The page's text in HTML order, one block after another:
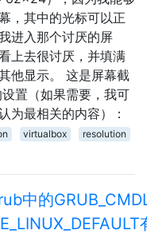
，其中的光标可以正
进入那个讨厌的屏
上去很讨厌，并填满
他显示。 这是屏幕截
置（如果需要，我可
为最相关的内容）：
virtualbox
resolution
中的